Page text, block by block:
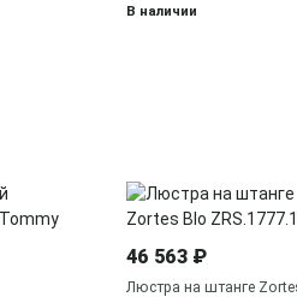
В наличии
46 563 ₽
Люстра на штанге